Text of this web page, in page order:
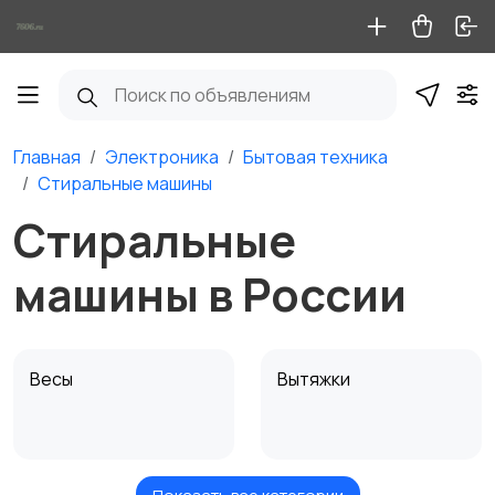
Главная Электроника
Бытовая техника
Стиральные машины
Стиральные
машины в России
Весы Вытяжки